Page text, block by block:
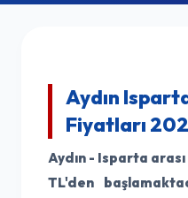
Aydın
Fiyatları
Aydın - Isparta
TL'den